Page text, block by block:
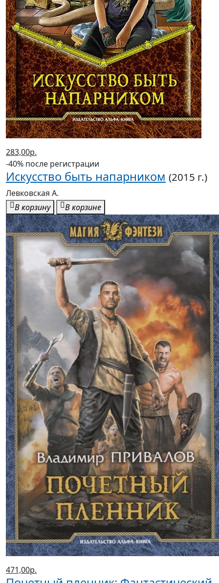
283,00р.
-40% после регистрации
Искусство быть напарником (2015 г.)
Левковская А.
В корзину
В корзине
471,00р.